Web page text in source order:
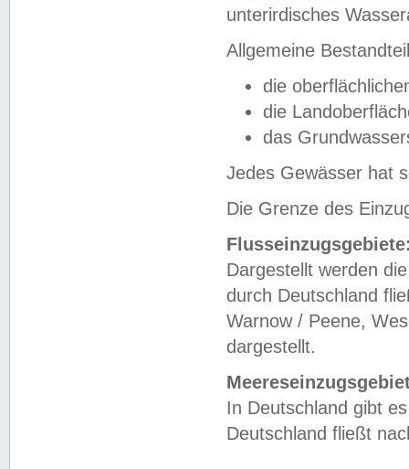
unterirdisches
Allgemeine
die
die
das
Jedes Gewässer hat
Die Grenze des
Dargestellt werden
durch Deutschland
Warnow / Peene,
dargestellt.
In Deutschland gibt
Deutschland fließt